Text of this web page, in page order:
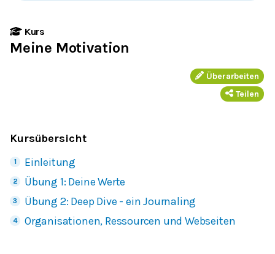
Kurs
Meine Motivation
Überarbeiten
Teilen
Kursübersicht
Einleitung
Übung 1: Deine Werte
Übung 2: Deep Dive - ein Journaling
Organisationen, Ressourcen und Webseiten